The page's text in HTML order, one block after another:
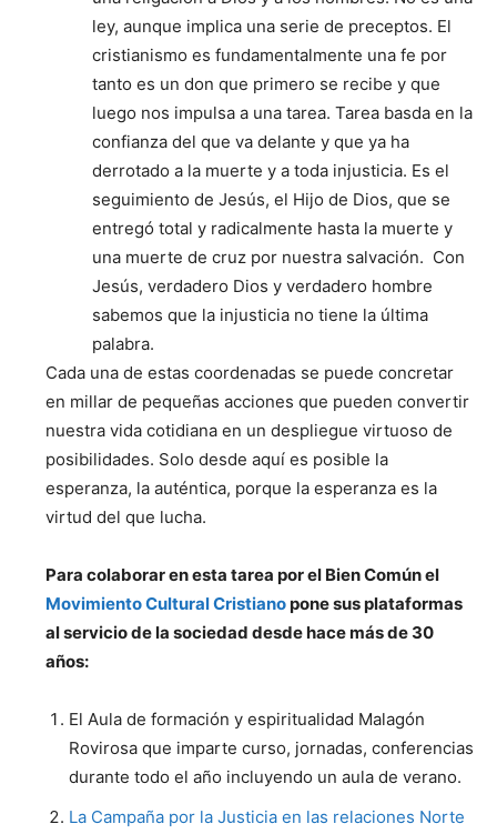
ley, aunque implica una serie de preceptos. El
cristianismo es fundamentalmente una fe por
tanto es un don que primero se recibe y que
luego nos impulsa a una tarea. Tarea basda en la
confianza del que va delante y que ya ha
derrotado a la muerte y a toda injusticia. Es el
seguimiento de Jesús, el Hijo de Dios, que se
entregó total y radicalmente hasta la muerte y
una muerte de cruz por nuestra salvación. Con
Jesús, verdadero Dios y verdadero hombre
sabemos que la injusticia no tiene la última
palabra.
Cada una de estas coordenadas se puede concretar
en millar de pequeñas acciones que pueden convertir
nuestra vida cotidiana en un despliegue virtuoso de
posibilidades. Solo desde aquí es posible la
esperanza, la auténtica, porque la esperanza es la
virtud del que lucha.
Para colaborar en esta tarea por el Bien Común el
Movimiento Cultural Cristianopone sus plataformas
al servicio de la sociedad desde hace más de 30
años:
El Aula de formación y espiritualidad Malagón
Rovirosa que imparte curso, jornadas, conferencias
durante todo el año incluyendo un aula de verano.
La Campaña por la Justicia en las relaciones Norte